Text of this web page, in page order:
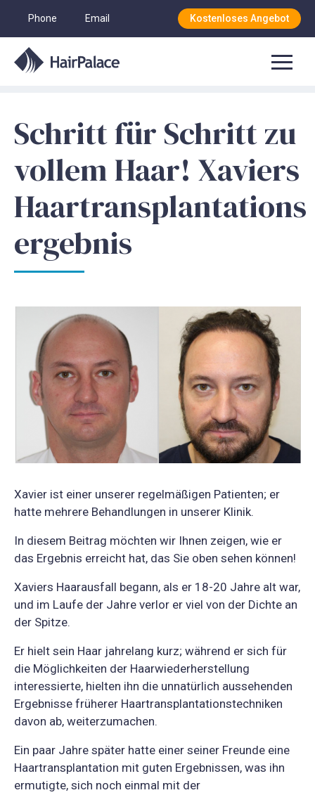
Phone Email Kostenloses Angebot
Schritt für Schritt zu
vollem Haar! Xaviers
Haartransplantations
ergebnis
Xavier ist einer unserer regelmäßigen Patienten; er
hatte mehrere Behandlungen in unserer Klinik.
In diesem Beitrag möchten wir Ihnen zeigen, wie er
das Ergebnis erreicht hat, das Sie oben sehen können!
Xaviers Haarausfall begann, als er 18-20 Jahre alt war,
und im Laufe der Jahre verlor er viel von der Dichte an
der Spitze.
Er hielt sein Haar jahrelang kurz; während er sich für
die Möglichkeiten der Haarwiederherstellung
interessierte, hielten ihn die unnatürlich aussehenden
Ergebnisse früherer Haartransplantationstechniken
davon ab, weiterzumachen.
Ein paar Jahre später hatte einer seiner Freunde eine
Haartransplantation mit guten Ergebnissen, was ihn
ermutigte, sich noch einmal mit der